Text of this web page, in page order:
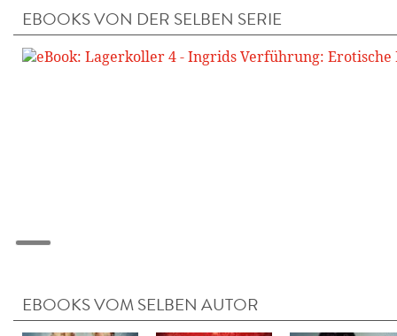
EBOOKS VON DER SELBEN SERIE
EBOOKS VOM SELBEN AUTOR